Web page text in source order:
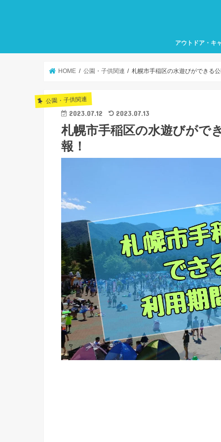
アウトドア・キ
HOME 公園・子供関連 札幌市手稲区の水遊びができる
公園・子供関連
2023.07.12 2023.07.13
札幌市手稲区の水遊びがで
報！